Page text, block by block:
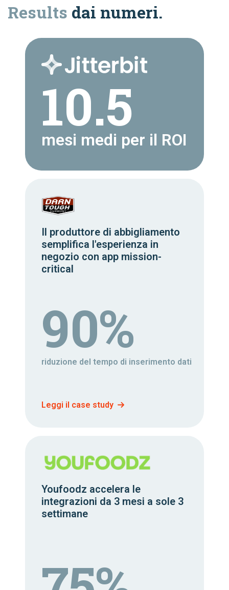
Results dai numeri.
10.5
mesi medi per il ROI
Il produttore di abbigliamento
semplifica l'esperienza in
negozio con app mission-
critical
90%
riduzione del tempo di inserimento dati
Leggi il case study
Youfoodz accelera le
integrazioni da 3 mesi a sole 3
settimane